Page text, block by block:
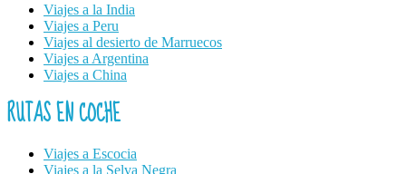
Viajes a la India
Viajes a Peru
Viajes al desierto de Marruecos
Viajes a Argentina
Viajes a China
RUTAS EN COCHE
Viajes a Escocia
Viajes a la Selva Negra